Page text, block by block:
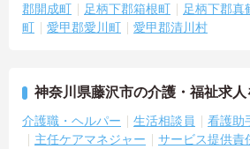
郡開成町
足柄下郡箱根町 足柄下郡真
町
愛甲郡愛川町 愛甲郡清川村
神奈川県藤沢市の介護・福祉求
介護職・ヘルパー 生活相談員 看護助
主任ケアマネジャー
サービス提供責